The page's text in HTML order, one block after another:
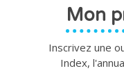
Mon
Inscrivez une
Index,